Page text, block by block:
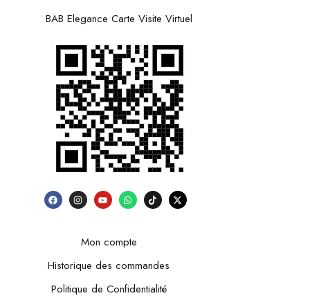
BAB Elegance Carte Visite Virtuel
Mon compte
Historique des commandes
Politique de Confidentialité